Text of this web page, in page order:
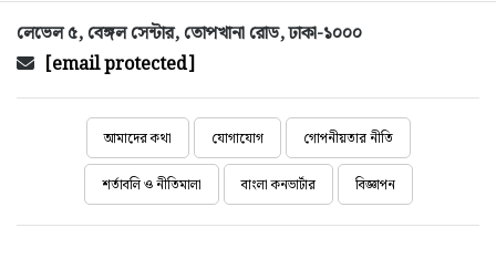
লেভেল ৫, বেঙ্গল সেন্টার, তোপখানা রোড, ঢাকা-১০০০
[email protected]
আমাদের কথা যোগাযোগ গোপনীয়তার নীতি
শর্তাবলি ও নীতিমালা বাংলা কনভার্টার বিজ্ঞাপন